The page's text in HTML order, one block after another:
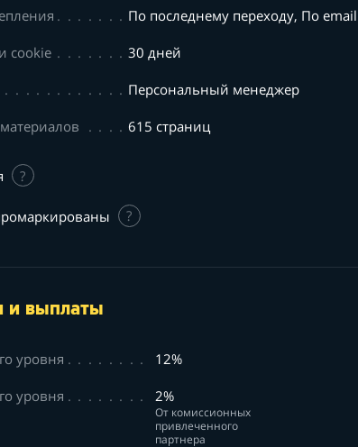
По последнему переходу, По email
cookie 30 дней
Персональный менеджер
615 страниц
?
?
и выплаты
уровня 12%
уровня 2%
От комиссионных
привлеченного
партнера